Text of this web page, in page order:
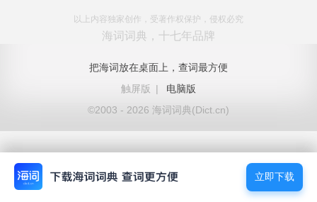
以上内容独家创作，受著作权保护，侵权必究
海词词典，十七年品牌
把海词放在桌面上，查词最方便
触屏版
|
电脑版
©2003 - 2026 海词词典(Dict.cn)
立即下载
立即下载